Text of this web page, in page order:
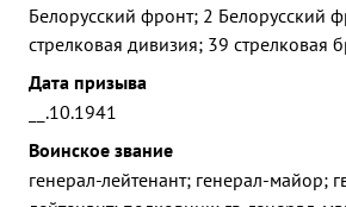
Белорусский фронт; 2 Белорусский
стрелковая дивизия; 39 стрелковая
Дата призыва
__.10.1941
Воинское звание
генерал-лейтенант; генерал-майор;